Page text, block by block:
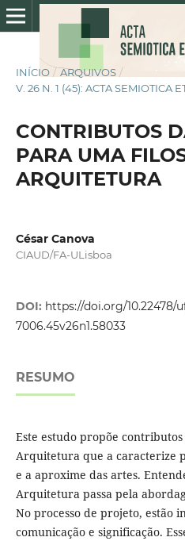
INÍCIO / ARQUIVOS /
V. 26 N. 1 (45): ACTA SEMIOTICA
CONTRIBUTOS
PARA UMA
ARQUITETURA
César Canova
CIAUD/FA-ULisboa
DOI: https://doi.org/10.22478/
7006.45v26n1.58033
RESUMO
Este estudo propõe
Arquitetura que a caracterize
e a aproxime das artes.
Arquitetura passa pela
No processo de projeto, estão
comunicação e significação.